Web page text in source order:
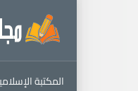
المكتبة